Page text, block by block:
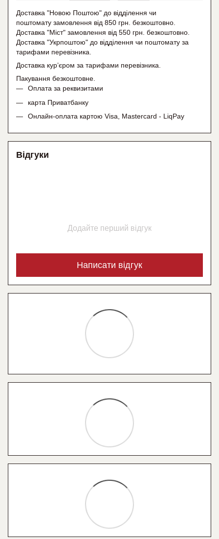
Доставка "Новою Поштою" до відділення чи
поштомату замовлення від 850 грн. безкоштовно.
Доставка "Міст" замовлення від 550 грн. безкоштовно.
Доставка "Укрпоштою" до відділення чи поштомату за
тарифами перевізника.
Доставка кур’єром за тарифами перевізника.
Пакування безкоштовне.
Оплата за реквизитами
карта Приватбанку
Онлайн-оплата картою Visa, Mastercard - LiqPay
Відгуки
Додайте перший відгук
Написати відгук